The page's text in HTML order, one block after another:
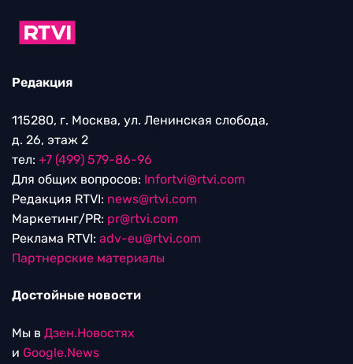
Редакция
115280, г. Москва, ул. Ленинская слобода,
д. 26, этаж 2
тел: +7 (499) 579-86-96
Для общих вопросов: Infortvi@rtvi.com
Редакция RTVI: news@rtvi.com
Маркетинг/PR: pr@rtvi.com
Реклама RTVI: adv-eu@rtvi.com
Партнерские материалы
Достойные новости
Мы в Дзен.Новостях
и Google.News